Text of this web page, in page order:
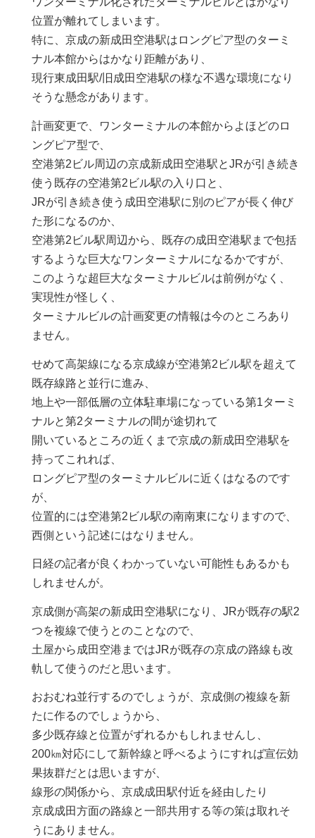
位置が離れてしまいます。
特に、京成の新成田空港駅はロングピア型のターミ
ナル本館からはかなり距離があり、
現行東成田駅/旧成田空港駅の様な不遇な環境になり
そうな懸念があります。
計画変更で、ワンターミナルの本館からよほどのロ
ングピア型で、
空港第2ビル周辺の京成新成田空港駅とJRが引き続き
使う既存の空港第2ビル駅の入り口と、
JRが引き続き使う成田空港駅に別のピアが長く伸び
た形になるのか、
空港第2ビル駅周辺から、既存の成田空港駅まで包括
するような巨大なワンターミナルになるかですが、
このような超巨大なターミナルビルは前例がなく、
実現性が怪しく、
ターミナルビルの計画変更の情報は今のところあり
ません。
せめて高架線になる京成線が空港第2ビル駅を超えて
既存線路と並行に進み、
地上や一部低層の立体駐車場になっている第1ターミ
ナルと第2ターミナルの間が途切れて
開いているところの近くまで京成の新成田空港駅を
持ってこれれば、
ロングピア型のターミナルビルに近くはなるのです
が、
位置的には空港第2ビル駅の南南東になりますので、
西側という記述にはなりません。
日経の記者が良くわかっていない可能性もあるかも
しれませんが。
京成側が高架の新成田空港駅になり、JRが既存の駅2
つを複線で使うとのことなので、
土屋から成田空港まではJRが既存の京成の路線も改
軌して使うのだと思います。
おおむね並行するのでしょうが、京成側の複線を新
たに作るのでしょうから、
多少既存線と位置がずれるかもしれませんし、
200㎞対応にして新幹線と呼べるようにすれば宣伝効
果抜群だとは思いますが、
線形の関係から、京成成田駅付近を経由したり
京成成田方面の路線と一部共用する等の策は取れそ
うにありません。